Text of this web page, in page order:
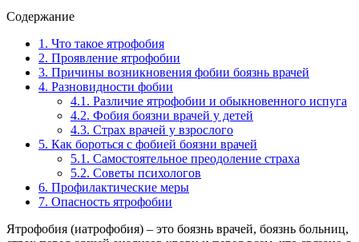
Содержание
1. Что такое ятрофобия
2. Проявление ятрофобии
3. Причины возникновения фобии боязнь врачей
4. Разновидности фобии
4.1. Различие ятрофобии и обыкновенного испуга
4.2. Фобия боязни врачей у детей
4.3. Страх врачей у взрослого
5. Как бороться с фобией боязни врачей
5.1. Самостоятельное преодоление страха
5.2. Советы психологов
6. Профилактические меры
7. Опасность ятрофобии
Ятрофобия (иатрофобия) – это боязнь врачей, боязнь больниц,